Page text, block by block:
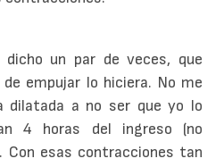
un par de veces, que
empujar lo hiciera. No me
dilatada a no ser que yo lo
4 horas del ingreso (no
Con esas contracciones tan